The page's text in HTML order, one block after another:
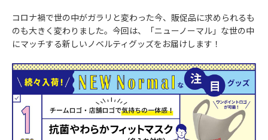
コロナ禍で世の中がガラリと変わった今、販促品に求められるも
のも大きく変わりました。今回は、「ニューノーマル」な世の中
にマッチする新しいノベルティグッズをお届けします！